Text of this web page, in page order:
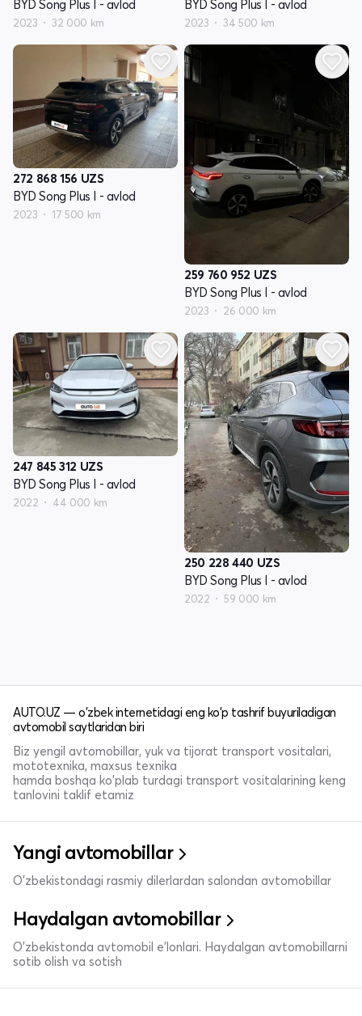
BYD Song Plus I - avlod
2023 32 000 km
BYD Song Plus I - avlod
2023 34 500 km
272 868 156 UZS
BYD Song Plus I - avlod
2023 17 500 km
259 760 952 UZS
BYD Song Plus I - avlod
2023 26 000 km
247 845 312 UZS
BYD Song Plus I - avlod
2022 44 000 km
250 228 440 UZS
BYD Song Plus I - avlod
2022 59 000 km
AUTO.UZ — o'zbek internetidagi eng ko'p tashrif buyuriladigan
avtomobil saytlaridan biri
Biz yengil avtomobillar, yuk va tijorat transport vositalari,
mototexnika, maxsus texnika
hamda boshqa ko'plab turdagi transport vositalarining keng
tanlovini taklif etamiz
Yangi avtomobillar
O'zbekistondagi rasmiy dilerlardan salondan avtomobillar
Haydalgan avtomobillar
O'zbekistonda avtomobil e’lonlari. Haydalgan avtomobillarni
sotib olish va sotish